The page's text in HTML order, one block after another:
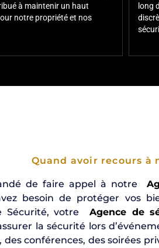
à maintenir un haut
notre propriété et nos
long
Quand avoir recours à
de faire appel à notre
besoin de protéger vos
Sécurité, votre Agence de
la sécurité lors
des conférences, des soirées